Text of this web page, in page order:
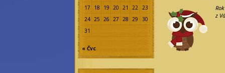
17
18 19 20 21 22 23
24 25 26 27 28 29
30
31
« Čvc
z